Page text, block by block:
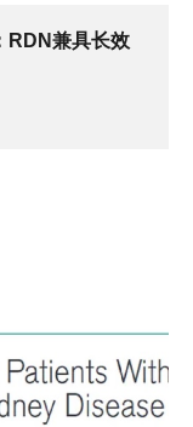
RDN兼具长效